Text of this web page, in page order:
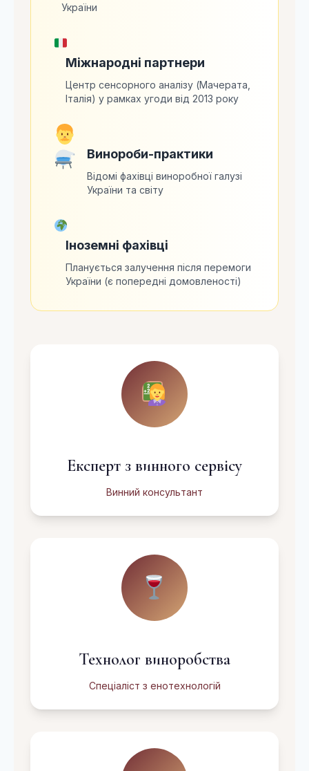
України
Міжнародні партнери
Центр сенсорного аналізу (Мачерата,
Італія) у рамках угоди від 2013 року
Винороби-практики
Відомі фахівці виноробної галузі
України та світу
Іноземні фахівці
Планується залучення після перемоги
України (є попередні домовленості)
Експерт з винного сервісу
Винний консультант
Технолог виноробства
Спеціаліст з енотехнологій